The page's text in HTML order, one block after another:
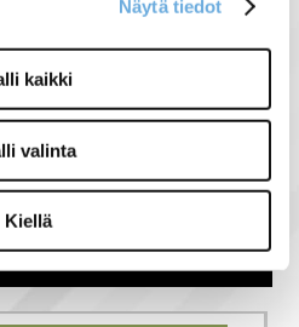
Näytä tiedot
kaikki
valinta
Kiellä
tuoteryhmästä
tuotteet